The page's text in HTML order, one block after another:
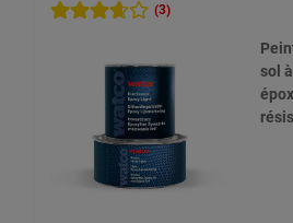
(3)
sol